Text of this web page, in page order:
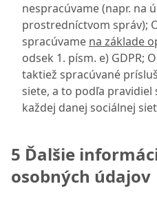
nespracúvame (napr. na
prostredníctvom správ);
spracúvame na základe
odsek 1. písm. e) GDPR;
taktiež spracúvané
siete, a to podľa
každej danej sociálnej
5 Ďalšie
osobných údajov